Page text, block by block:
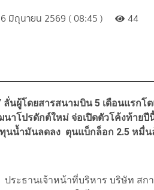
มิถุนายน 2569 ( 08:45 ) 44
ลั่นผู้โดยสารสนามบิน 5 เดือนแรกโ
โปรดักต์ใหม่ จ่อเปิดตัวโค้งท้ายปี
นน้ำมันลดลง ตุนแบ็กล็อก 2.5 หมื่น
ระธานเจ้าหน้าที่บริหาร บริษัท สกา